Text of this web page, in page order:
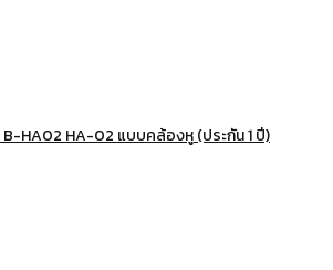
HA02 HA-02 แบบคล้องหู (ประกัน 1 ปี)